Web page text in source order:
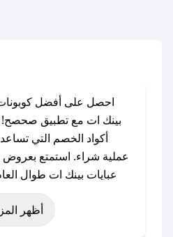
احصل على أفضل
بينك ات مع تطبيق
أكواد الخصم التي
عملية شراء. استمتع
عبايات بينك ات طوال
مثل عيد الفطر، عيد
نوفمبر)، رمضان، اليوم
أظهر